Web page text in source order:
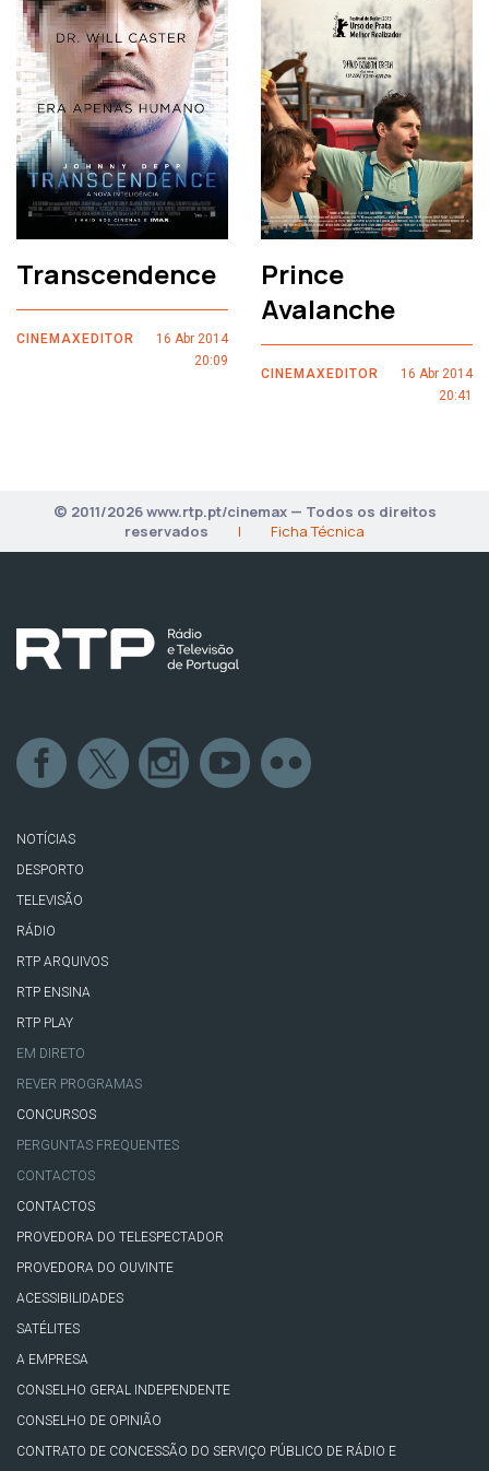
Transcendence
CINEMAXEDITOR
16 Abr 2014
20:09
Prince
Avalanche
CINEMAXEDITOR
16 Abr 2014
20:41
© 2011/2026 www.rtp.pt/cinemax — Todos os direitos
reservados
| Ficha Técnica
NOTÍCIAS
DESPORTO
TELEVISÃO
RÁDIO
RTP ARQUIVOS
RTP ENSINA
RTP PLAY
EM DIRETO
REVER PROGRAMAS
CONCURSOS
PERGUNTAS FREQUENTES
CONTACTOS
CONTACTOS
PROVEDORA DO TELESPECTADOR
PROVEDORA DO OUVINTE
ACESSIBILIDADES
SATÉLITES
A EMPRESA
CONSELHO GERAL INDEPENDENTE
CONSELHO DE OPINIÃO
CONTRATO DE CONCESSÃO DO SERVIÇO PÚBLICO DE RÁDIO E